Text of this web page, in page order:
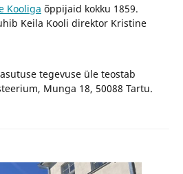
Kooliga õppijaid kokku 1859.
Keila Kooli direktor Kristine
tegevuse üle teostab
Munga 18, 50088 Tartu.